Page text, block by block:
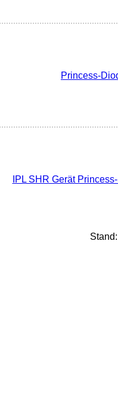
Princess-
IPL SHR Gerät
Stand: